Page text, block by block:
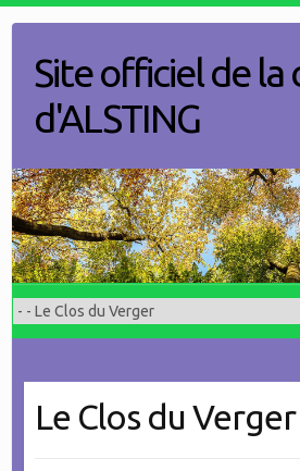
contentSite officiel de
d'ALSTING
Le Clos du Verger